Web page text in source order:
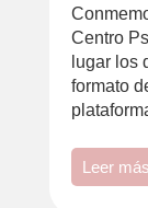
Centro
lugar los
formato
Leer más